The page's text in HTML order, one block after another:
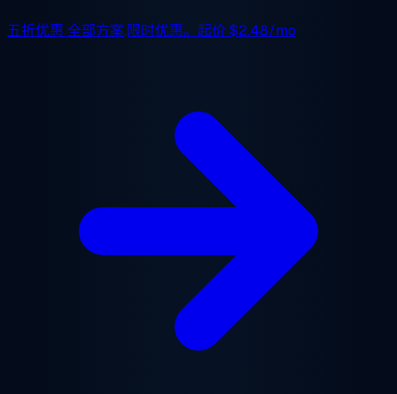
五折优惠 全部方案,限时优惠。起价$2.48/mo